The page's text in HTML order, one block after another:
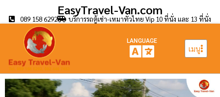
EasyTravel-Van.com
089 158 6292 บริการรถตู้เช่า-เหมาทั่วไทย Vip 10 ที่นั่ง และ 13 ที่นั่ง
เมนู
LANGUAGE